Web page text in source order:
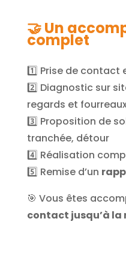
🤝 Un
complet
1️⃣ Prise de contact
2️⃣ Diagnostic sur
regards et
3️⃣ Proposition de
tranchée, détour
4️⃣ Réalisation
5️⃣ Remise d’un
🎯 Vous êtes
contact jusqu’à la